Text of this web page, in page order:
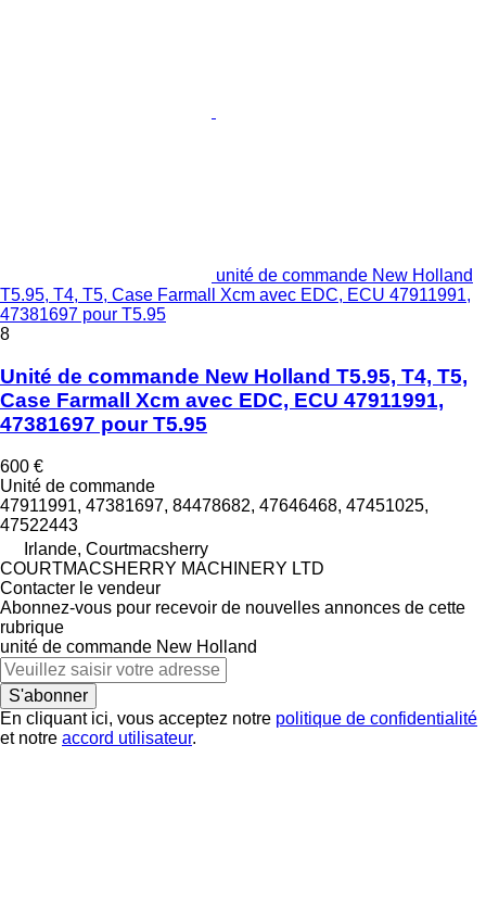
unité de commande New Holland
T5.95, T4, T5, Case Farmall Xcm avec EDC, ECU 47911991,
47381697 pour T5.95
8
Unité de commande New Holland T5.95, T4, T5,
Case Farmall Xcm avec EDC, ECU 47911991,
47381697 pour T5.95
600 €
Unité de commande
47911991, 47381697, 84478682, 47646468, 47451025,
47522443
Irlande, Courtmacsherry
COURTMACSHERRY MACHINERY LTD
Contacter le vendeur
Abonnez-vous pour recevoir de nouvelles annonces de cette
rubrique
unité de commande New Holland
S'abonner
En cliquant ici, vous acceptez notre politique de confidentialité
et notre accord utilisateur.